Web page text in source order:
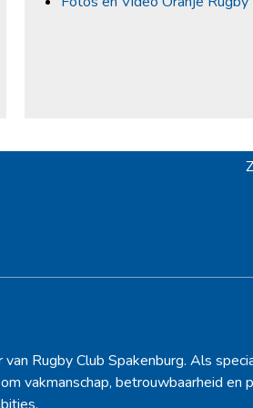
Rugby Club Spakenburg. Als
vakmanschap, betrouwbaarheid